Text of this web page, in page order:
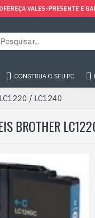
OFEREÇA VALES-PRESENTE E
CONSTRUA O SEU PC
/ LC1240
BROTHER